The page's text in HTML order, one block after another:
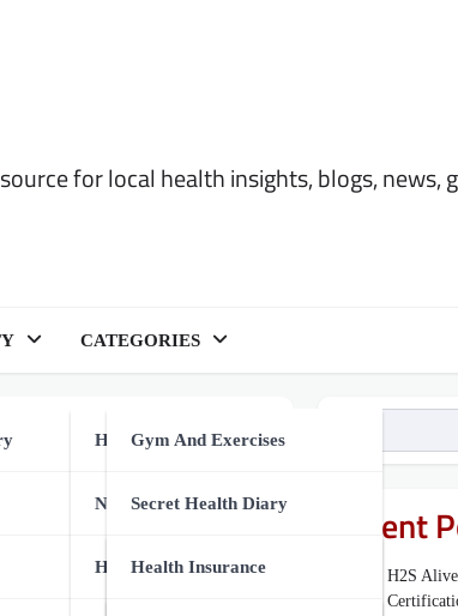
for local health insights, blogs, news,
CATEGORIES
Health Equipment
Gym And Exercises
Natural Health Tips
Secret Health Diary
CBD Guides
Health Services Market
Health Insurance
Recent
H2S